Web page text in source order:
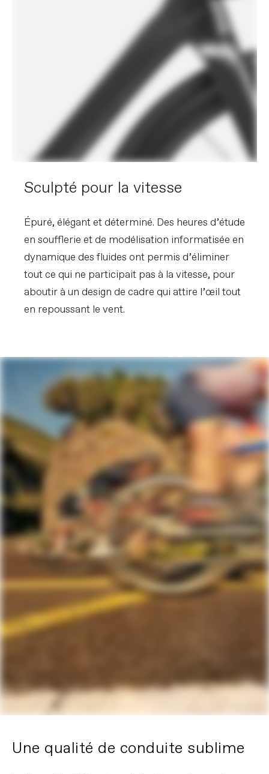
Sculpté pour la vitesse
Épuré, élégant et déterminé. Des heures d’étude
en soufflerie et de modélisation informatisée en
dynamique des fluides ont permis d’éliminer
tout ce qui ne participait pas à la vitesse, pour
aboutir à un design de cadre qui attire l’œil tout
en repoussant le vent.
Une qualité de conduite sublime
Prologo Nago RS STN, Stainless Steel
Cannondale C1 Aero 40 Carbon, 0mm
offset (44-48cm), 20mm offset (51-
61cm)
Shimano EC300 charging connector
VEUILLEZ NOTER QUE LES SPECIFICATIONS SONT
SUJETTES A CHANGEMENT SANS PREAVIS, BASES
SUR LA DISPONIBILITE DES COMPOSANTS ET